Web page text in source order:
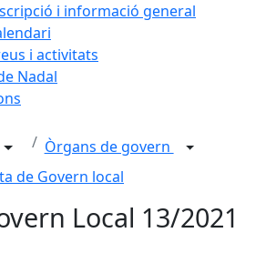
i informació general
i activitats
Nadal
Òrgans de govern
de Govern local
Local 13/2021